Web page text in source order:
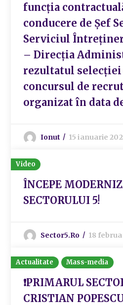
funcția
conducere de Șef
Serviciul
– Direcția
rezultatul
concursul de
organizat în data
Ionut 15 ianuarie
Video
ÎNCEPE
SECTORULUI 5!
Sector5.ro 18
Actualitate Mass-media
❗PRIMARUL
CRISTIAN